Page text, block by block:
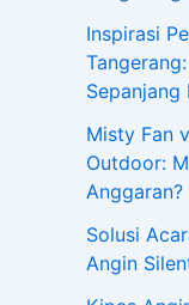
Inspirasi
Sepanjang
Misty Fan
Outdoor:
Anggaran?
Solusi
Angin